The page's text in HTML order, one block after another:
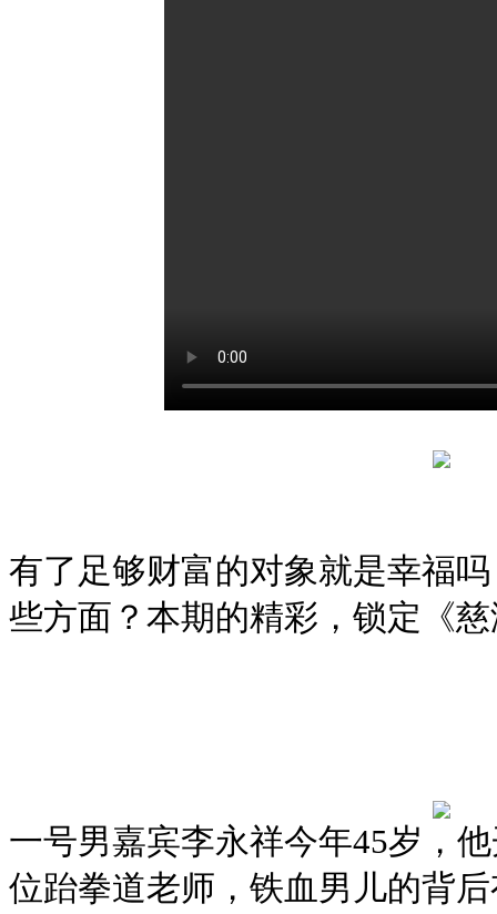
有了足够财富的对象就是幸福
些方面？本期的精彩，锁定《
一号男嘉宾李永祥今年45岁，
位跆拳道老师，铁血男儿的背